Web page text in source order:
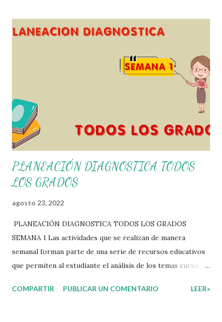
agradecemos a los creadores de los diferentes materiales
nosotros solo los compartimos con fines educativos,
didácticos e informativos. ☺️ Obtén documento completo
aquí 👇👇 👇 Ejemplo del Diseño del Programa Analítico
PLANEACIÓN DIAGNOSTICA TODOS
LOS GRADOS
agosto 23, 2022
PLANEACIÓN DIAGNOSTICA TODOS LOS GRADOS
SEMANA 1 Las actividades que se realizan de manera
semanal forman parte de una serie de recursos educativos
que permiten al estudiante el análisis de los temas cursados
niños podrán relacionar aquellos contenidos que sean de su
COMPARTIR PUBLICAR UN COMENTARIO LEER»